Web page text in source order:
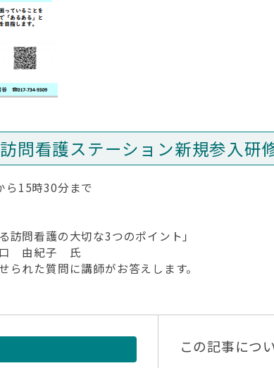
問看護ステーション新規参入研
ら15時30分まで
訪問看護の大切な3つのポイント」
口 由紀子 氏
られた質問に講師がお答えします。
この記事につ